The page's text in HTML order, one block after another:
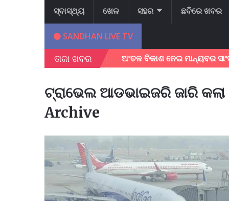
ସ୍ବାସ୍ଥ୍ୟ ଖେଳ ସହର ଛବିରେ ଖବର
SANDHAN LIVE TV
ତାଜା ଖବର
କଲେ ଜିଲ୍ଲାପାଳ। ଅଂଚଳ ବିକାଶ ନେଇ ମାନ୍ୟବର ସାଂସଦ
ଟ୍ରାଭେଲ ଆଡଭାଇଜରି ଜାରି
Archive